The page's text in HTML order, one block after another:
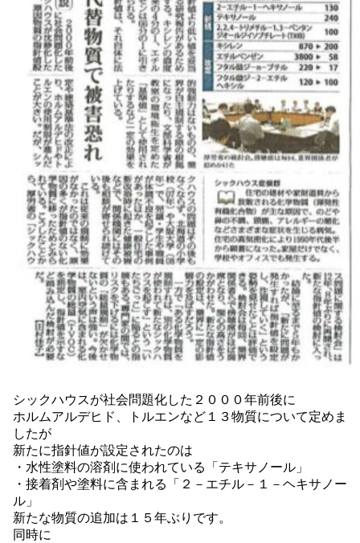
シックハウスが社会問題化した２０００年前後に
ホルムアルデヒド、トルエンなど１３物質について定めま
したが
新たに指針値が設定されたのは
・水性塗料の溶剤に使われている「テキサノール」
・接着剤や塗料に含まれる「２－エチル－１－ヘキサノー
ル」
新たな物質の追加は１５年ぶりです。
同時に